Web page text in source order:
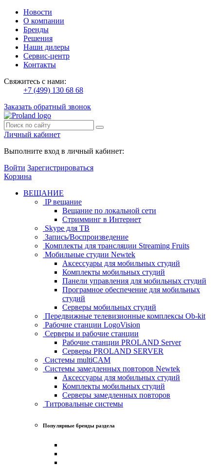
Новости
О компании
Бренды
Решения
Наши дилеры
Сервис-центр
Контакты
Свяжитесь с нами:
+7 (499) 130 68 68
Заказать обратный звонок
Личный кабинет
Выполните вход в личный кабинет:
Войти Зарегистрироваться
Корзина
ВЕЩАНИЕ
IP вещание
Вещание по локальной сети
Стримминг в Интернет
Skype для ТВ
Запись/Воспроизведение
Комплекты для трансляции Streaming Fruits
Мобильные студии Newtek
Аксессуары для мобильных студий
Комплекты мобильных студий
Панели управления для мобильных студий
Програмное обеспечение для мобильных
студий
Серверы мобильных студий
Передвижные телевизионные комплексы Ob-kit
Рабочие станции LogoVision
Серверы и рабочие станции
Рабочие станции PROLAND Server
Серверы PROLAND SERVER
Системы multiCAM
Системы замедленных повторов Newtek
Аксессуары для мобильных студий
Комплекты мобильных студий
Серверы замедленных повторов
Титровальные системы
Популярные бренды раздела